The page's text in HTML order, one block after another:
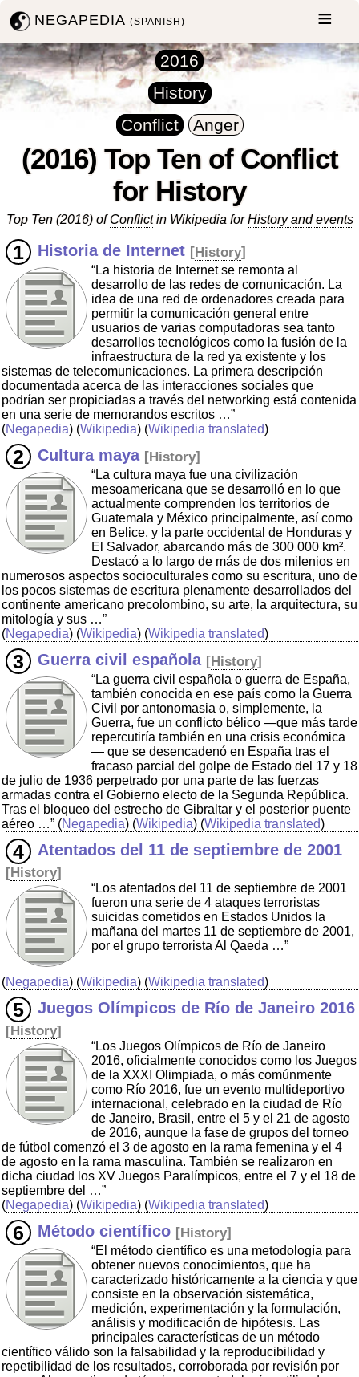
NEGAPEDIA(SPANISH)
2016
History
Conflict
Anger
(2016) Top Ten of Conflict
for History
Top Ten (2016) ofConflictin Wikipedia forHistory and events
Historia de Internet [History]
“La historia de Internet se remonta al
desarrollo de las redes de comunicación. La
idea de una red de ordenadores creada para
permitir la comunicación general entre
usuarios de varias computadoras sea tanto
desarrollos tecnológicos como la fusión de la
infraestructura de la red ya existente y los
sistemas de telecomunicaciones. La primera descripción
documentada acerca de las interacciones sociales que
podrían ser propiciadas a través del networking está contenida
en una serie de memorandos escritos …”
(Negapedia) (Wikipedia) (Wikipedia translated)
Cultura maya [History]
“La cultura maya fue una civilización
mesoamericana que se desarrolló en lo que
actualmente comprenden los territorios de
Guatemala y México principalmente, así como
en Belice, y la parte occidental de Honduras y
El Salvador, abarcando más de 300 000 km².
Destacó a lo largo de más de dos milenios en
numerosos aspectos socioculturales como su escritura, uno de
los pocos sistemas de escritura plenamente desarrollados del
continente americano precolombino, su arte, la arquitectura, su
mitología y sus …”
(Negapedia) (Wikipedia) (Wikipedia translated)
Guerra civil española [History]
“La guerra civil española o guerra de España,
también conocida en ese país como la Guerra
Civil por antonomasia o, simplemente, la
Guerra, fue un conflicto bélico —que más tarde
repercutiría también en una crisis económica
— que se desencadenó en España tras el
fracaso parcial del golpe de Estado del 17 y 18
de julio de 1936 perpetrado por una parte de las fuerzas
armadas contra el Gobierno electo de la Segunda República.
Tras el bloqueo del estrecho de Gibraltar y el posterior puente
aéreo …” (Negapedia) (Wikipedia) (Wikipedia translated)
Atentados del 11 de septiembre de 2001
[History]
“Los atentados del 11 de septiembre de 2001
fueron una serie de 4 ataques terroristas
suicidas cometidos en Estados Unidos la
mañana del martes 11 de septiembre de 2001,
por el grupo terrorista Al Qaeda …”
(Negapedia) (Wikipedia) (Wikipedia translated)
Juegos Olímpicos de Río de Janeiro 2016
[History]
“Los Juegos Olímpicos de Río de Janeiro
2016, oficialmente conocidos como los Juegos
de la XXXI Olimpiada, o más comúnmente
como Río 2016, fue un evento multideportivo
internacional, celebrado en la ciudad de Río
de Janeiro, Brasil, entre el 5 y el 21 de agosto
de 2016, aunque la fase de grupos del torneo
de fútbol comenzó el 3 de agosto en la rama femenina y el 4
de agosto en la rama masculina. También se realizaron en
dicha ciudad los XV Juegos Paralímpicos, entre el 7 y el 18 de
septiembre del …”
(Negapedia) (Wikipedia) (Wikipedia translated)
Método científico [History]
“El método científico es una metodología para
obtener nuevos conocimientos, que ha
caracterizado históricamente a la ciencia y que
consiste en la observación sistemática,
medición, experimentación y la formulación,
análisis y modificación de hipótesis. Las
principales características de un método
científico válido son la falsabilidad y la reproducibilidad y
repetibilidad de los resultados, corroborada por revisión por